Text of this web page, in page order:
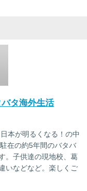
タ海外生活
本が明るくなる！の中
在の約5年間のバタバ
。子供達の現地校、葛
いなどなど。楽しくご